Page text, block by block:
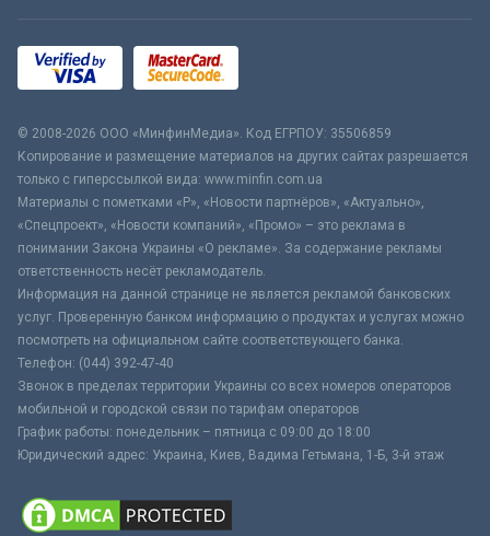
© 2008-2026 ООО «МинфинМедиа». Код ЕГРПОУ: 35506859
Копирование и размещение материалов на других сайтах разрешается
только с гиперссылкой вида: www.minfin.com.ua
Материалы с пометками «Р», «Новости партнёров», «Актуально»,
«Спецпроект», «Новости компаний», «Промо» – это реклама в
понимании Закона Украины «О рекламе». За содержание рекламы
ответственность несёт рекламодатель.
Информация на данной странице не является рекламой банковских
услуг. Проверенную банком информацию о продуктах и услугах можно
посмотреть на официальном сайте соответствующего банка.
Телефон: (044) 392-47-40
Звонок в пределах территории Украины со всех номеров операторов
мобильной и городской связи по тарифам операторов
График работы: понедельник – пятница с 09:00 до 18:00
Юридический адрес: Украина, Киев, Вадима Гетьмана, 1-Б, 3-й этаж